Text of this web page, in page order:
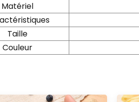
Matériel
Taille
Couleur